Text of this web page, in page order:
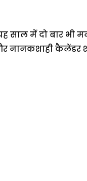
में दो बार भी
नानकशाही कैलेंडर